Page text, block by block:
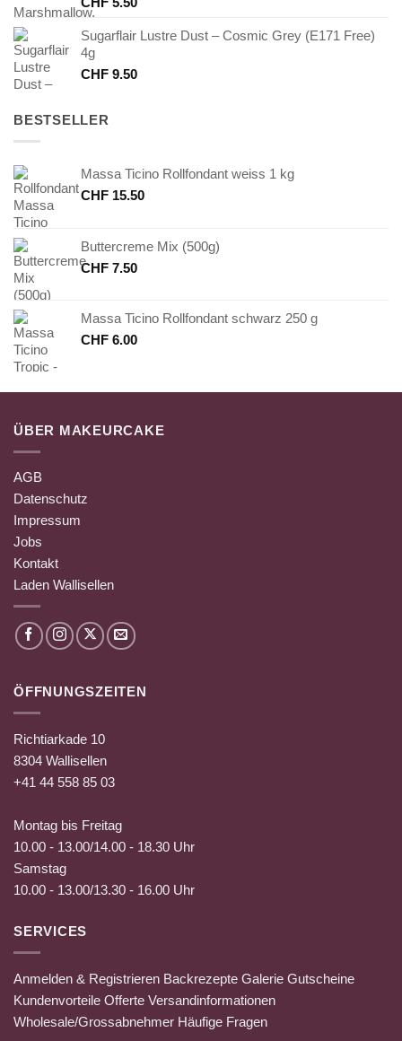
Sugarflair Lustre Dust – Cosmic Grey (E171 Free)
4g
CHF 9.50
BESTSELLER
Massa Ticino Rollfondant weiss 1 kg
CHF 15.50
Buttercreme Mix (500g)
CHF 7.50
Massa Ticino Rollfondant schwarz 250 g
CHF 6.00
ÜBER MAKEURCAKE
AGB
Datenschutz
Impressum
Jobs
Kontakt
Laden Wallisellen
ÖFFNUNGSZEITEN
Richtiarkade 10
8304 Wallisellen
+41 44 558 85 03
Montag bis Freitag
10.00 - 13.00/14.00 - 18.30 Uhr
Samstag
10.00 - 13.00/13.30 - 16.00 Uhr
SERVICES
Anmelden & Registrieren Backrezepte Galerie Gutscheine
Kundenvorteile Offerte Versandinformationen
Wholesale/Grossabnehmer Häufige Fragen